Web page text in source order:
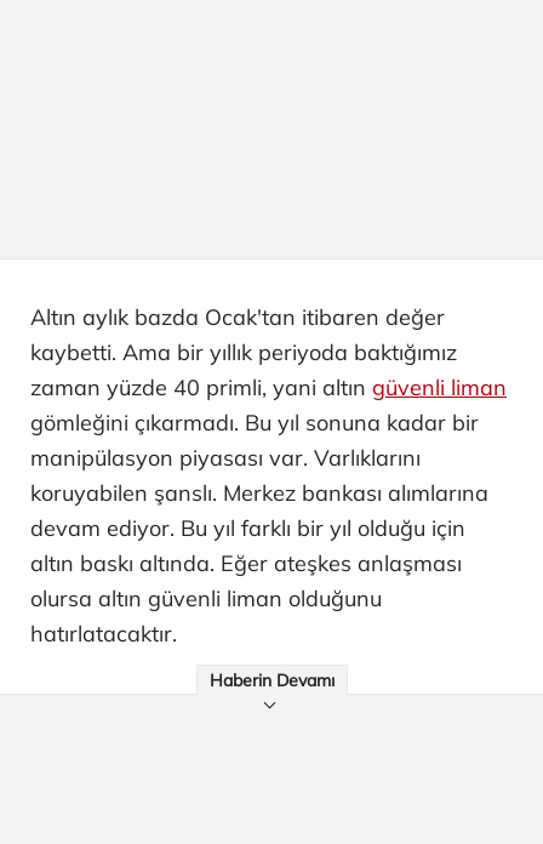
Altın aylık bazda Ocak'tan itibaren değer
kaybetti. Ama bir yıllık periyoda baktığımız
zaman yüzde 40 primli, yani altın güvenli liman
gömleğini çıkarmadı. Bu yıl sonuna kadar bir
manipülasyon piyasası var. Varlıklarını
koruyabilen şanslı. Merkez bankası alımlarına
devam ediyor. Bu yıl farklı bir yıl olduğu için
altın baskı altında. Eğer ateşkes anlaşması
olursa altın güvenli liman olduğunu
hatırlatacaktır.
Haberin Devamı